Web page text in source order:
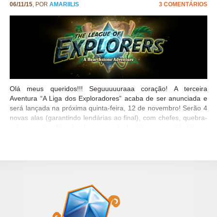
06/11/15 , POR AMARIILIS 3 COMENTÁRIOS
Olá meus queridos!!! Seguuuuuraaa coração! A terceira
Aventura “A Liga dos Exploradores” acaba de ser anunciada e
será lançada na próxima quinta-feira, 12 de novembro! Serão 4
novas alas (garantindo lendárias ao final), com chefes, quebra-
opção: Escolha um : Você poderá escolher entre 3 cartas
aleatórias somente uma que adequar melhor a sua
necessidade. Funciona como o “Rastreamento” , só que com
cartas que não estão no seu deck. Gameplay E para finalizar,